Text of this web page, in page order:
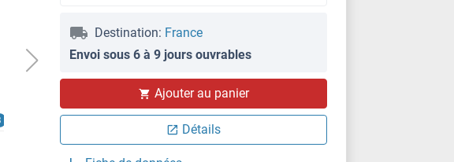
WB
Destination: France
Envoi sous 6 à 9 jours ouvrables
Ajouter au panier
Détails